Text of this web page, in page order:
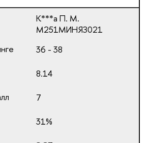
К***а П. М.
М251МИНЯЗ021
36 - 38
8.14
7
31%